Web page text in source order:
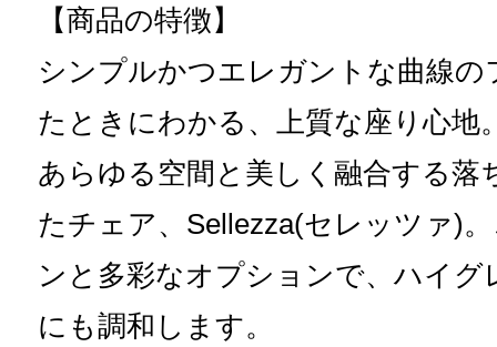
【商品の特徴】
シンプルかつエレガントな曲線
たときにわかる、上質な座り心地
あらゆる空間と美しく融合する落
たチェア、Sellezza(セレッツァ)
ンと多彩なオプションで、ハイ
にも調和します。